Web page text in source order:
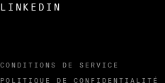
CONDITIONS DE SERVICE
POLITIQUE DE CONFIDENTIALITÉ
LINKEDIN